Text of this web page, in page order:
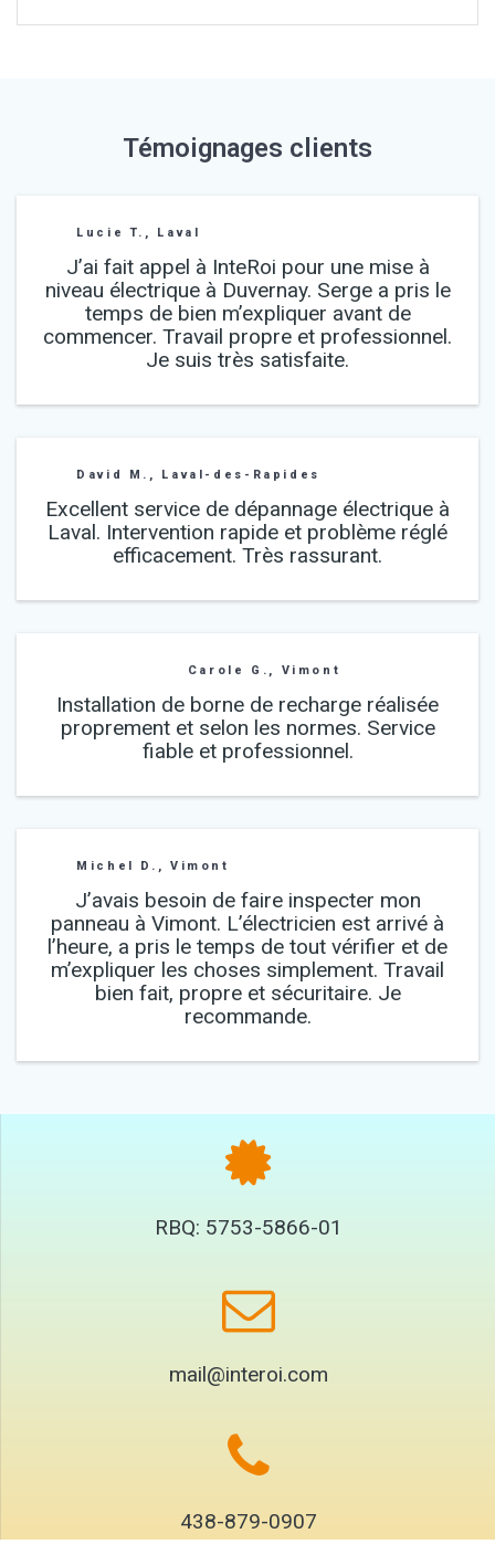
Témoignages clients
Lucie T., Laval
J’ai fait appel à InteRoi pour une mise à
niveau électrique à Duvernay. Serge a pris le
temps de bien m’expliquer avant de
commencer. Travail propre et professionnel.
Je suis très satisfaite.
David M., Laval-des-Rapides
Excellent service de dépannage électrique à
Laval. Intervention rapide et problème réglé
efficacement. Très rassurant.
Carole G., Vimont
Installation de borne de recharge réalisée
proprement et selon les normes. Service
fiable et professionnel.
Michel D., Vimont
J’avais besoin de faire inspecter mon
panneau à Vimont. L’électricien est arrivé à
l’heure, a pris le temps de tout vérifier et de
m’expliquer les choses simplement. Travail
bien fait, propre et sécuritaire. Je
recommande.
RBQ: 5753-5866-01
mail@interoi.com
438-879-0907